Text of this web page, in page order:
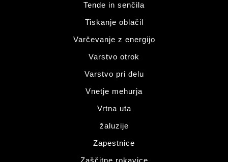
Tende in senčila
Tiskanje oblačil
Varčevanje z energijo
Varstvo otrok
Varstvo pri delu
Vnetje mehurja
Vrtna uta
žaluzije
Zapestnice
Zaščitne rokavice